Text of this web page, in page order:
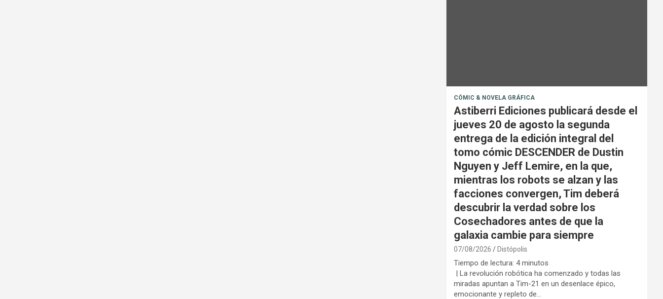
CÓMIC & NOVELA GRÁFICA
Astiberri Ediciones publicará desde el
jueves 20 de agosto la segunda
entrega de la edición integral del
tomo cómic DESCENDER de Dustin
Nguyen y Jeff Lemire, en la que,
mientras los robots se alzan y las
facciones convergen, Tim deberá
descubrir la verdad sobre los
Cosechadores antes de que la
galaxia cambie para siempre
07/08/2026 Distópolis
Tiempo de lectura: 4 minutos
| La revolución robótica ha comenzado y todas las
miradas apuntan a Tim-21 en un desenlace épico,
emocionante y repleto de…